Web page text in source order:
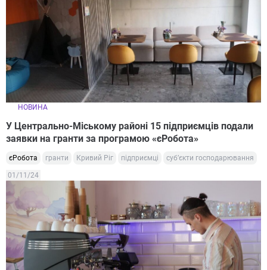
НОВИНА
У Центрально-Міському районі 15 підприємців подали
заявки на гранти за програмою «єРобота»
єРобота гранти Кривий Ріг підприємці суб’єкти господарювання
01/11/24